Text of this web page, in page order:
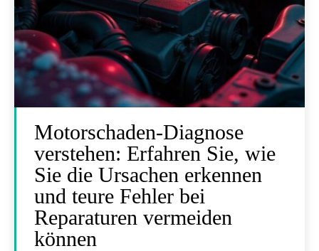
Motorschaden-Diagnose
verstehen: Erfahren Sie, wie
Sie die Ursachen erkennen
und teure Fehler bei
Reparaturen vermeiden
können